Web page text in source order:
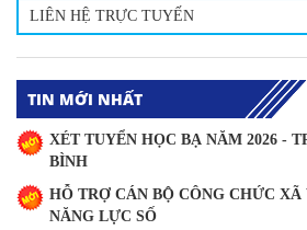
LIÊN HỆ TRỰC TUYẾN
TIN MỚI NHẤT
XÉT TUYỂN HỌC BẠ NĂM 2026 -
BÌNH
HỖ TRỢ CÁN BỘ CÔNG CHỨC
NĂNG LỰC SỐ